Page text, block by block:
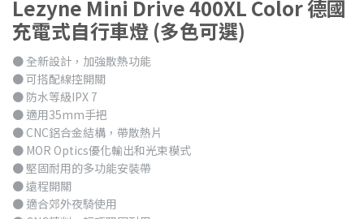
Lezyne Mini Drive 400XL Color 德國
充電式自行車燈 (多色可選)
● 全新設計，加強散熱功能
● 可搭配線控開關
● 防水等級IPX 7
● 適用35mm手把
● CNC鋁合金結構，帶散熱片
● MOR Optics優化輸出和光束模式
● 堅固耐用的多功能安裝帶
● 遠程開關
● 適合郊外夜騎使用